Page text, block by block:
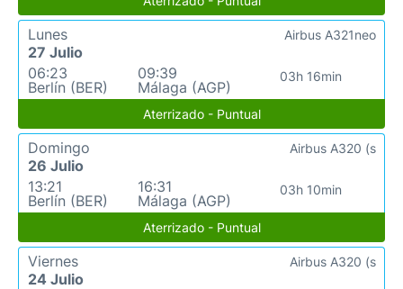
Lunes
27 Julio
06:23
Berlín (BER)
09:39
Málaga (AGP)
03h 16min
Airbus A321neo
Aterrizado - Puntual
Domingo
26 Julio
13:21
Berlín (BER)
16:31
Málaga (AGP)
03h 10min
Airbus A320 (s
Aterrizado - Puntual
Viernes
24 Julio
Airbus A320 (s